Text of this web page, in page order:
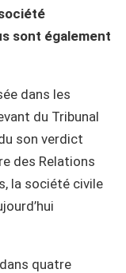
sont également
dans les
du Tribunal
son verdict
des Relations
la société civile
quatre